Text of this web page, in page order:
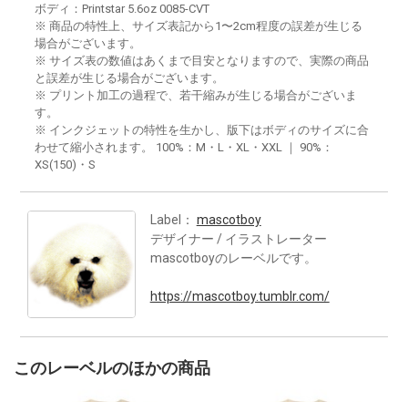
ボディ：Printstar 5.6oz 0085-CVT
※ 商品の特性上、サイズ表記から1〜2cm程度の誤差が生じる
場合がございます。
※ サイズ表の数値はあくまで目安となりますので、実際の商品
と誤差が生じる場合がございます。
※ プリント加工の過程で、若干縮みが生じる場合がございま
す。
※ インクジェットの特性を生かし、版下はボディのサイズに合
わせて縮小されます。 100%：M・L・XL・XXL ｜ 90%：
XS(150)・S
Label： mascotboy
デザイナー / イラストレーター
mascotboyのレーベルです。
https://mascotboy.tumblr.com/
このレーベルのほかの商品